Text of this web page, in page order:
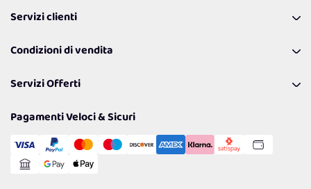
Coupon
Lavora con noi
Politiche per la parità di genere
Servizi clienti
Richiamami
Resi
Condizioni di vendita
Spedizioni
Cookie Policy
Gestisci Cookie
Servizi Offerti
Reso Facile e Veloce
Pagamenti Veloci & Sicuri